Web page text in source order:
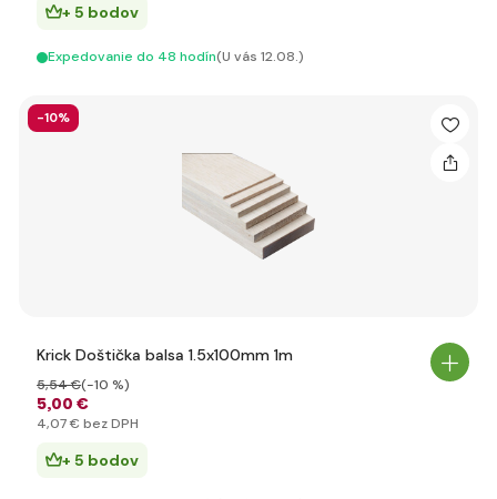
+ 5 bodov
Expedovanie do 48 hodín(U vás 12.08.)
-10%
Krick Doštička balsa 1.5x100mm 1m
5,00 €
5,54 €(-10 %)
4,07 € bez DPH
+ 5 bodov